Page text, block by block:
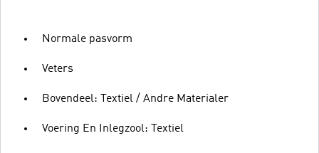
Normale pasvorm
Veters
Bovendeel: Textiel / Andre Materialer
Voering En Inlegzool: Textiel